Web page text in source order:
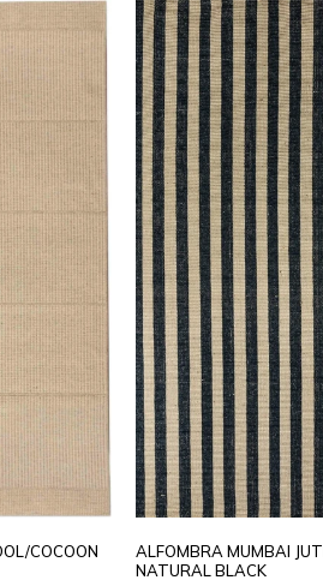
COCOON
ALFOMBRA MUMBAI
NATURAL BLACK